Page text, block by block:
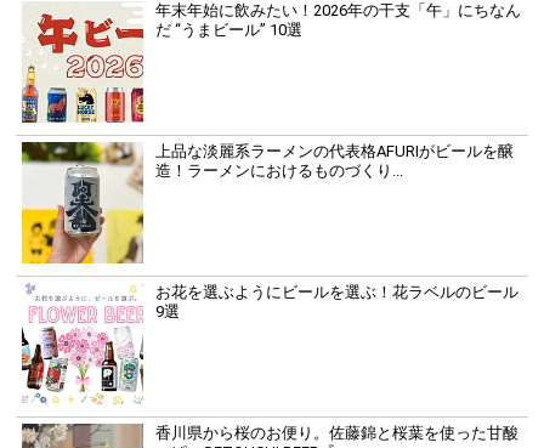
年末年始に飲みたい！2026年の干支「午」にちなん
だ “うまビール” 10選
上品な淡麗系ラーメンの代表格AFURIがビールを醸
造！ラーメンにおけるものづくり...
お花を選ぶようにビールを選ぶ！花ラベルのビール
9選
香川県から桜のお便り。佐藤錦と桜葉を使った甘酸